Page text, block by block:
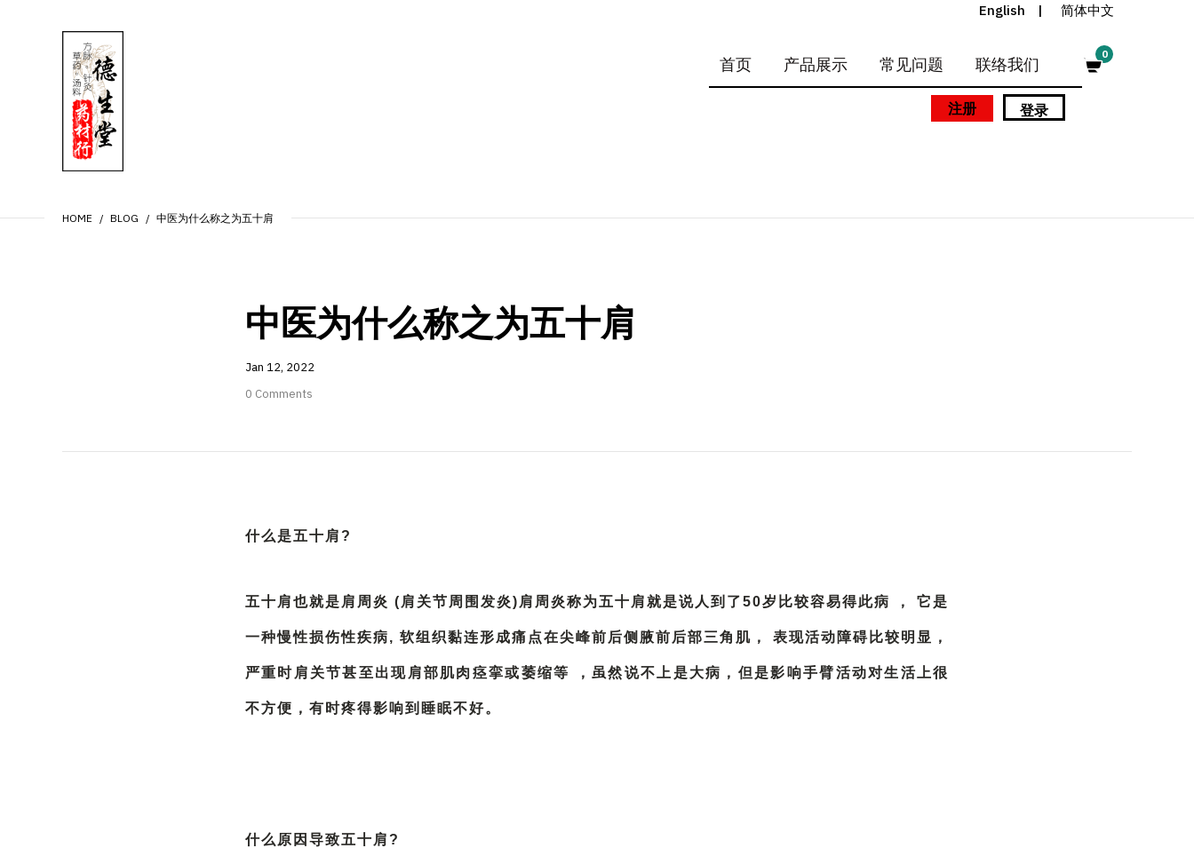
English 简体中文
首页 产品展示 常见问题 联络我们
登录
注册
0
HOME BLOG 中医为什么称之为五十肩
中医为什么称之为五十肩
Jan 12, 2022
0 Comments
什么是五十肩?
五十肩也就是肩周炎 (肩关节周围发炎)肩周炎称为五十肩就是说人到了50岁比较容易得此病 ， 它是
一种慢性损伤性疾病, 软组织黏连形成痛点在尖峰前后侧腋前后部三角肌， 表现活动障碍比较明显，
严重时肩关节甚至出现肩部肌肉痉挛或萎缩等 ，虽然说不上是大病，但是影响手臂活动对生活上很
不方便，有时疼得影响到睡眠不好。
什么原因导致五十肩?